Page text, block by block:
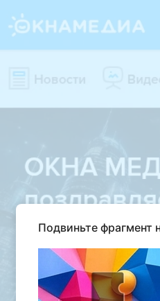
Подвиньте фрагмент